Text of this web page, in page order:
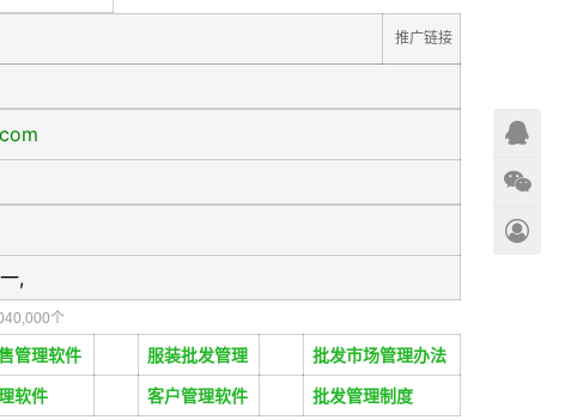
推广链接
,
个
管理软件 服装批发管理
批发市场管理办法
软件 客户管理软件 批发管理制度